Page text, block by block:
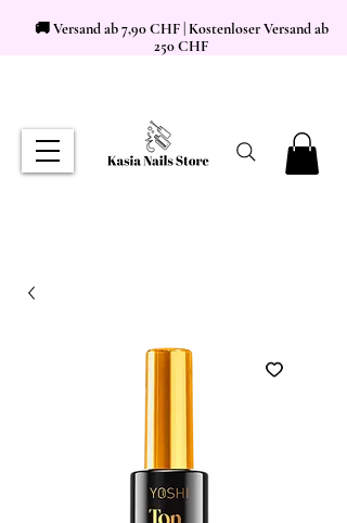
🚚 Versand ab 7,90 CHF | Kostenloser Versand ab
250 CHF